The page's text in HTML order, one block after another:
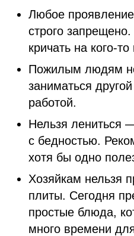
Любое проявление
строго запрещено.
кричать на кого-
Пожилым людям
заниматься
работой.
Нельзя лениться
с бедностью.
хотя бы одно
Хозяйкам нельзя
плиты. Сегодня
простые блюда,
много времени